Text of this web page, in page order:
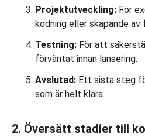
Projektutveckling: För
kodning eller skapande av
Testning: För att
förväntat innan lansering.
Avslutad: Ett sista steg
som är helt klara.
2. Översätt stadier till